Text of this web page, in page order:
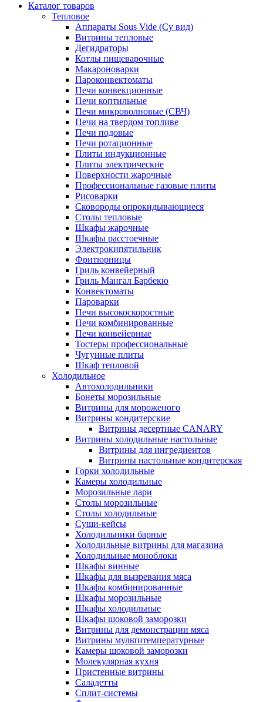
Каталог товаров
Тепловое
Аппараты Sous Vide (Су вид)
Витрины тепловые
Дегидраторы
Котлы пищеварочные
Макароноварки
Пароконвектоматы
Печи конвекционные
Печи коптильные
Печи микроволновые (СВЧ)
Печи на твердом топливе
Печи подовые
Печи ротационные
Плиты индукционные
Плиты электрические
Поверхности жарочные
Профессиональные газовые плиты
Рисоварки
Сковороды опрокидывающиеся
Столы тепловые
Шкафы жарочные
Шкафы расстоечные
Электрокипятильник
Фритюрницы
Гриль конвейерный
Гриль Мангал Барбекю
Конвектоматы
Пароварки
Печи высокоскоростные
Печи комбинированные
Печи конвейерные
Тостеры профессиональные
Чугунные плиты
Шкаф тепловой
Холодильное
Автохолодильники
Бонеты морозильные
Витрины для мороженого
Витрины кондитерские
Витрины десертные CANARY
Витрины холодильные настольные
Витрины для ингредиентов
Витрины настольные кондитерская
Горки холодильные
Камеры холодильные
Морозильные лари
Столы морозильные
Столы холодильные
Суши-кейсы
Холодильники барные
Холодильные витрины для магазина
Холодильные моноблоки
Шкафы винные
Шкафы для вызревания мяса
Шкафы комбинированные
Шкафы морозильные
Шкафы холодильные
Шкафы шоковой заморозки
Витрины для демонстрации мяса
Витрины мультитемпературные
Камеры шоковой заморозки
Молекулярная кухня
Пристенные витрины
Саладетты
Сплит-системы